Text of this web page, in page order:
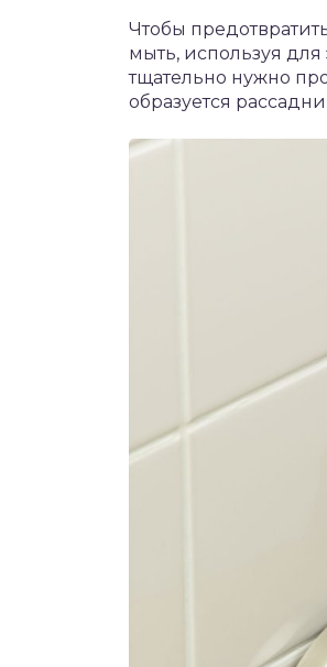
Чтобы
мыть, используя
тщательно нужно
образуется